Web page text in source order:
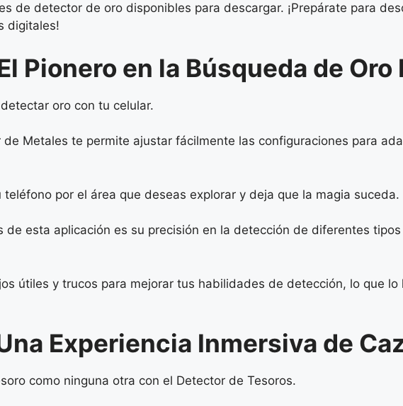
de detector de oro disponibles para descargar. ¡Prepárate para
digitales!
Pionero en la Búsqueda de Oro
oro con tu celular.
Metales te permite ajustar fácilmente las configuraciones para
por el área que deseas explorar y deja que la magia suceda.
esta aplicación es su precisión en la detección de diferentes
útiles y trucos para mejorar tus habilidades de detección, lo que
Experiencia Inmersiva de
como ninguna otra con el Detector de Tesoros.